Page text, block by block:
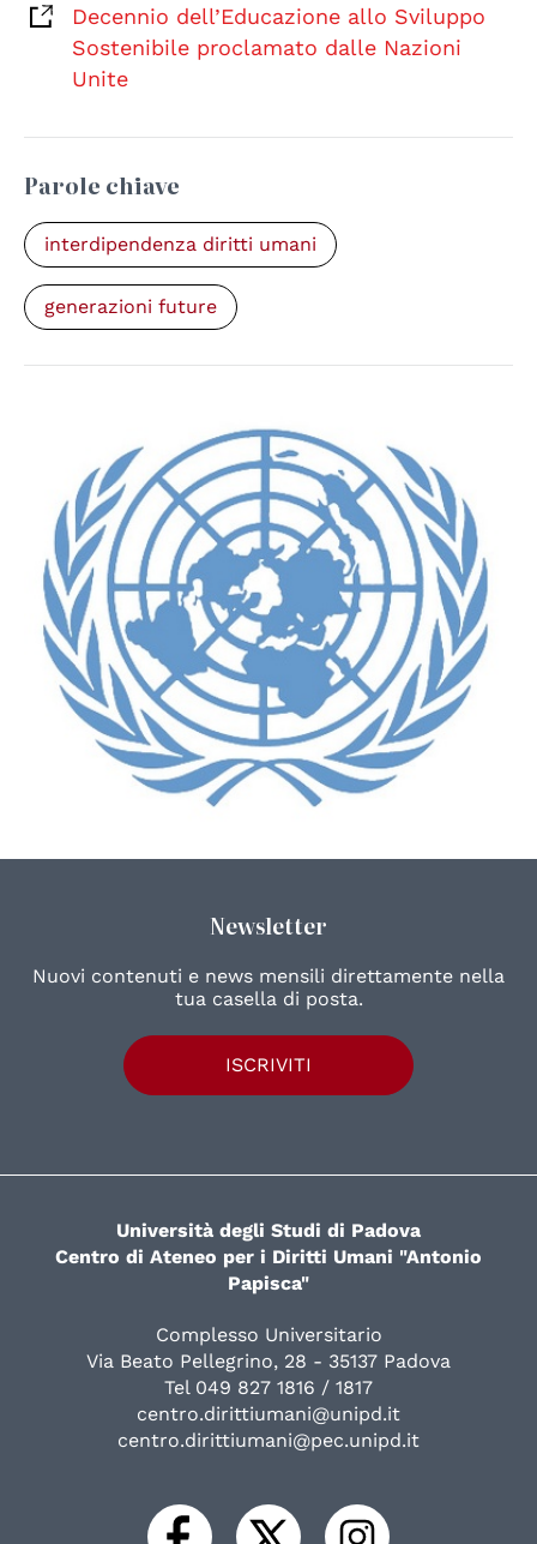
Decennio dell’Educazione allo Sviluppo
Sostenibile proclamato dalle Nazioni
Unite
Parole chiave
interdipendenza diritti umani
generazioni future
Newsletter
Nuovi contenuti e news mensili direttamente nella
tua casella di posta.
ISCRIVITI
Università degli Studi di Padova
Centro di Ateneo per i Diritti Umani "Antonio
Papisca"
Complesso Universitario
Via Beato Pellegrino, 28 - 35137 Padova
Tel 049 827 1816 / 1817
centro.dirittiumani@unipd.it
centro.dirittiumani@pec.unipd.it